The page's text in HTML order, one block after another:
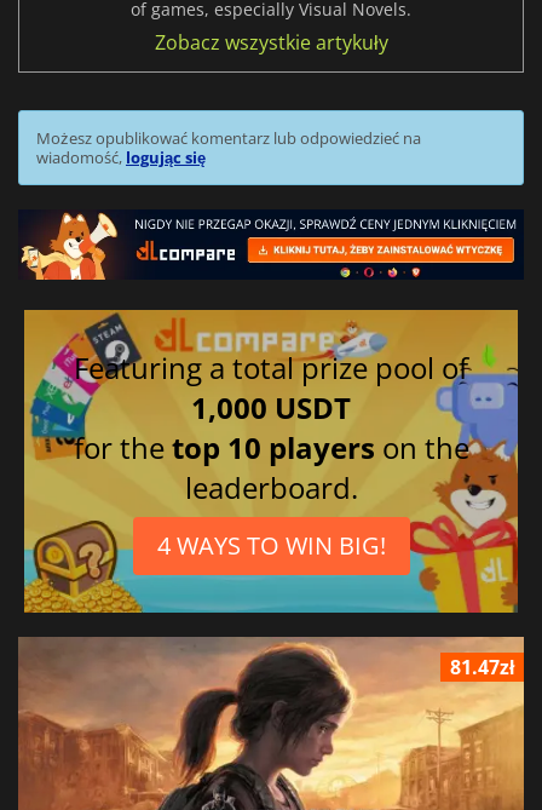
of games, especially Visual Novels.
Zobacz wszystkie artykuły
Możesz opublikować komentarz lub odpowiedzieć na
wiadomość, logując się
Featuring a total prize pool of
1,000 USDT
for thetop 10 players on the
leaderboard.
4 WAYS TO WIN BIG!
81.47zł